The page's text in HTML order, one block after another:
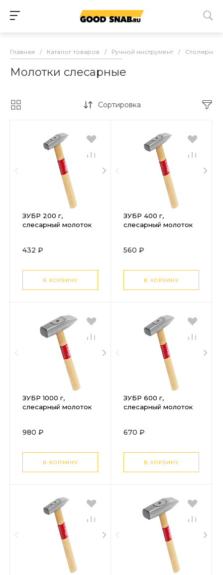
Главная / Каталог товаров / Ручной инструмент / Столярно-
Молотки слесарные
Сортировка
ЗУБР 200 г,
слесарный молоток
432 ₽
В КОРЗИНУ
ЗУБР 400 г,
слесарный молоток
560 ₽
В КОРЗИНУ
ЗУБР 1000 г,
слесарный молоток
980 ₽
В КОРЗИНУ
ЗУБР 600 г,
слесарный молоток
670 ₽
В КОРЗИНУ